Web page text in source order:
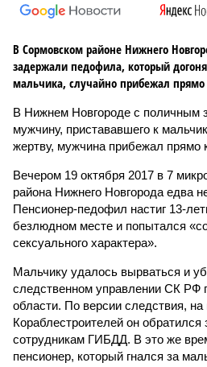
В Сормовском районе Нижнего
задержали педофила, который
мальчика, случайно прибежал
В Нижнем Новгороде с поличным
мужчину, пристававшего к
жертву, мужчина прибежал прямо
Вечером 19 октября 2017 в 7
района Нижнего Новгорода едва
Пенсионер-педофил настиг 13-
безлюдном месте и попытался
сексуального характера».
Мальчику удалось вырваться и
следственном управлении СК РФ
области. По версии следствия, на
Кораблестроителей он
сотрудникам ГИБДД. В это же
пенсионер, который гнался за